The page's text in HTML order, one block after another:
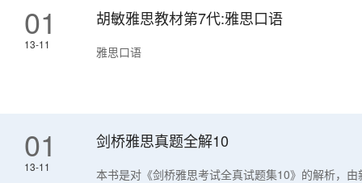
01
13-11
胡敏雅思教材第7代:雅思口语
雅思口语
01
13-11
剑桥雅思真题全解10
本书是对《剑桥雅思考试全真试题集10》的解析，